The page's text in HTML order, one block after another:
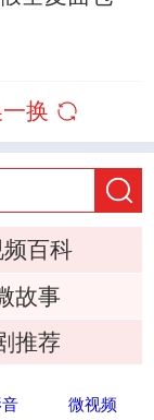
换
百科
故事
推荐
微视频